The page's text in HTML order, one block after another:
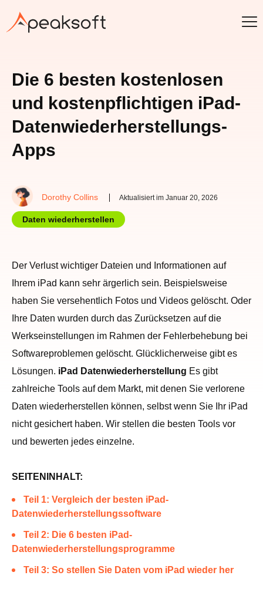
Die 6 besten kostenlosen
und kostenpflichtigen iPad-
Datenwiederherstellungs-
Apps
Dorothy Collins Aktualisiert im Januar 20, 2026
Daten wiederherstellen
Der Verlust wichtiger Dateien und Informationen auf
Ihrem iPad kann sehr ärgerlich sein. Beispielsweise
haben Sie versehentlich Fotos und Videos gelöscht. Oder
Ihre Daten wurden durch das Zurücksetzen auf die
Werkseinstellungen im Rahmen der Fehlerbehebung bei
Softwareproblemen gelöscht. Glücklicherweise gibt es
Lösungen. iPad Datenwiederherstellung Es gibt
zahlreiche Tools auf dem Markt, mit denen Sie verlorene
Daten wiederherstellen können, selbst wenn Sie Ihr iPad
nicht gesichert haben. Wir stellen die besten Tools vor
und bewerten jedes einzelne.
SEITENINHALT:
Teil 1: Vergleich der besten iPad-
Datenwiederherstellungssoftware
Teil 2: Die 6 besten iPad-
Datenwiederherstellungsprogramme
Teil 3: So stellen Sie Daten vom iPad wieder her